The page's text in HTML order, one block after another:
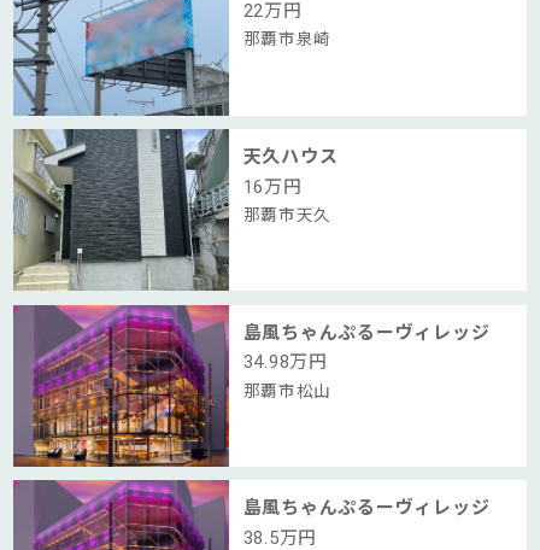
22万円
那覇市泉崎
天久ハウス
16万円
那覇市天久
島風ちゃんぷるーヴィレッジ
34.98万円
那覇市松山
島風ちゃんぷるーヴィレッジ
38.5万円